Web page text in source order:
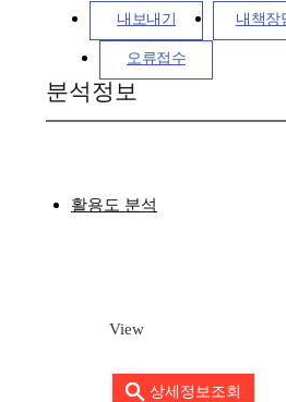
내보내기 내책장
오류접수
분석정보
활용도 분석
View
상세정보조회